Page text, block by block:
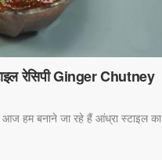
रेसिपी Ginger Chutney
हम बनाने जा रहे हैं आंध्रा स्टाइल का